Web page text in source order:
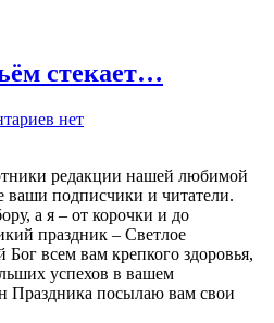
стекает…
нет
редакции нашей любимой
подписчики и читатели.
а я – от корочки и до
праздник – Светлое
всем вам крепкого здоровья,
успехов в вашем
Праздника посылаю вам свои